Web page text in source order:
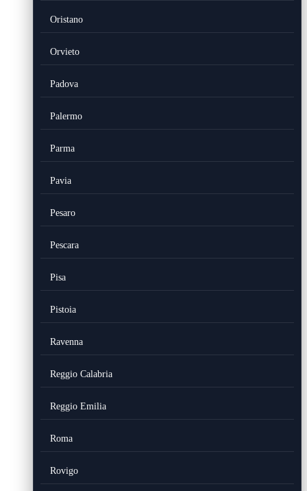
Oristano
Orvieto
Padova
Palermo
Parma
Pavia
Pesaro
Pescara
Pisa
Pistoia
Ravenna
Reggio Calabria
Reggio Emilia
Roma
Rovigo